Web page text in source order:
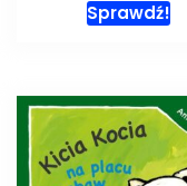
Sprawdź!